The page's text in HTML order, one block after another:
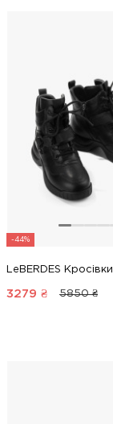
-44%
LeBERDES Кросівки
3279 ₴ 5850 ₴